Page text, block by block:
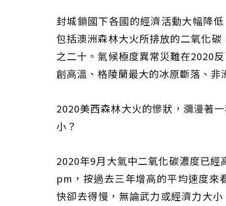
封城鎖國下各國的經濟活動大幅降
包括澳洲森林大火所排放的二氧化
之二十。氣候極度異常災難在2020
創高溫、格陵蘭最大的冰原斷落、非
2020美西森林大火的慘狀，瀰漫著
小？
2020年9月大氣中二氧化碳濃度已
pm，按過去三年增高的平均速度來
快卻去得慢，無論武力或經濟力大